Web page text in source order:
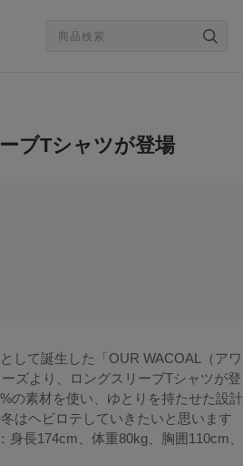
ブTシャツが登場
して誕生した「OUR WACOAL（アワ
ズより、ロングスリーブTシャツが登
の素材を使い、ゆとりを持たせた設計
はヘビロテしていきたいと思います
長174cm、体重80kg、胸囲110cm、